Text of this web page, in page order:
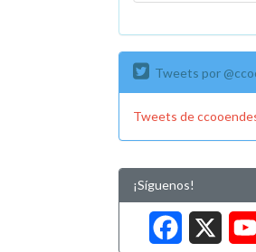
Tweets por
Tweets de
¡Síguenos!
X